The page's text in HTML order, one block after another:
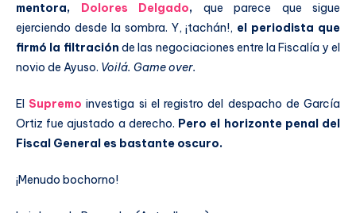
mentora,
Dolores Delgado, que parece que sigue
ejerciendo desde la sombra. Y, ¡tachán!, el periodista que
firmó la filtración de las negociaciones entre la Fiscalía y el
novio de Ayuso. Voilá. Game over.
El Supremo investiga si el registro del despacho de García
Ortiz fue ajustado a derecho. Pero el horizonte penal del
Fiscal General es bastante oscuro.
¡Menudo bochorno!